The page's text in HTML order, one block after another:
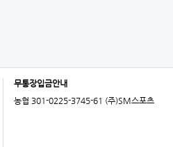
무통장입금안내
농협 301-0225-3745-61 (주)SM스포츠